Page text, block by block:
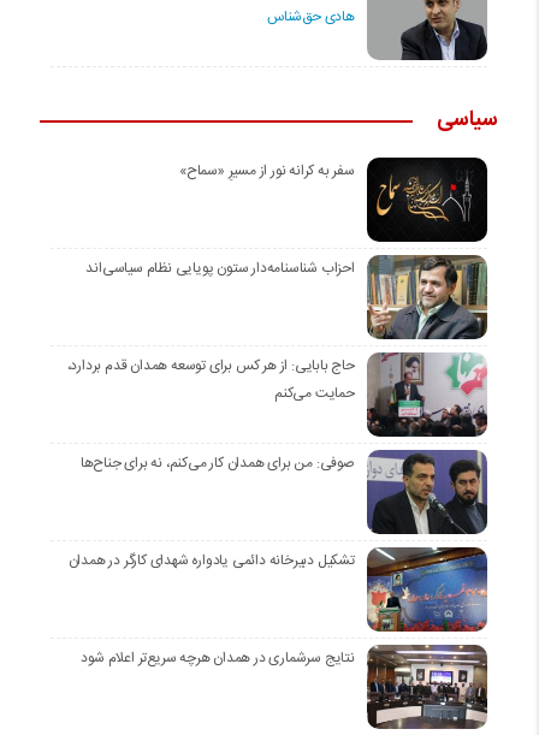
هادی حق‌شناس
سیاسی
سفر به کرانه‌ نور از مسیرِ «سماح»
احزاب شناسنامه‌دار ستون پویایی نظام سیاسی‌اند
حاج بابایی: از هر کس برای توسعه همدان قدم بردارد،
حمایت می‌کنم
صوفی: من برای همدان کار می‌کنم، نه برای جناح‌ها
تشکیل دبیرخانه دائمی یادواره شهدای کارگر در همدان
نتایج سرشماری در همدان هرچه سریع‌تر اعلام شود